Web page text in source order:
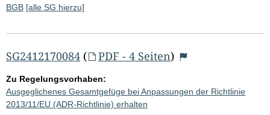
BGB [alle SG hierzu]
SG2412170084 ( PDF - 4 Seiten)
Zu Regelungsvorhaben:
Ausgeglichenes Gesamtgefüge bei Anpassungen der Richtlinie
2013/11/EU (ADR-Richtlinie) erhalten